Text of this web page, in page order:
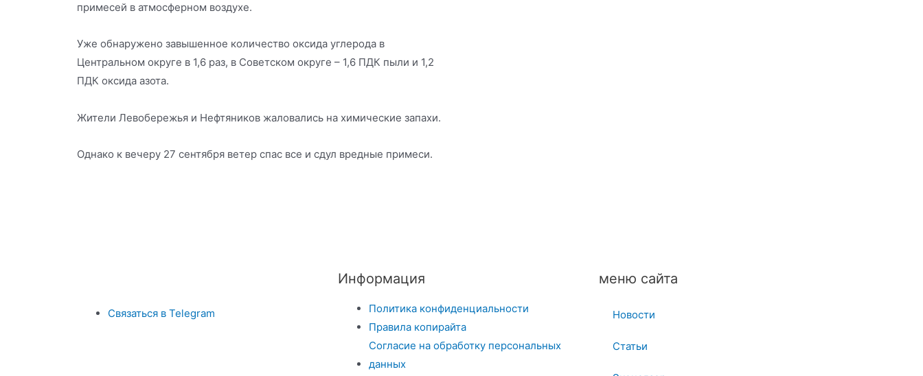
примесей в атмосферном воздухе.
Уже обнаружено завышенное количество оксида углерода в
Центральном округе в 1,6 раз, в Советском округе – 1,6 ПДК пыли и 1,2
ПДК оксида азота.
Жители Левобережья и Нефтяников жаловались на химические запахи.
Однако к вечеру 27 сентября ветер спас все и сдул вредные примеси.
Связаться в Telegram
Информация
Политика конфиденциальности
Правила копирайта
Согласие на обработку персональных
данных
меню сайта
Новости
Статьи